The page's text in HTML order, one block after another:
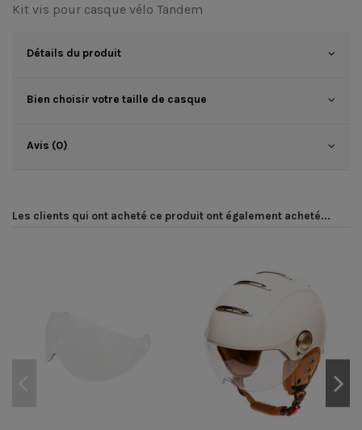
Kit vis pour casque vélo Tandem
Détails du produit
Bien choisir votre taille de casque
Avis (0)
Les clients qui ont acheté ce produit ont également acheté...